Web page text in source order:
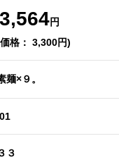
3,564円
格： 3,300円)
麺×９。
３